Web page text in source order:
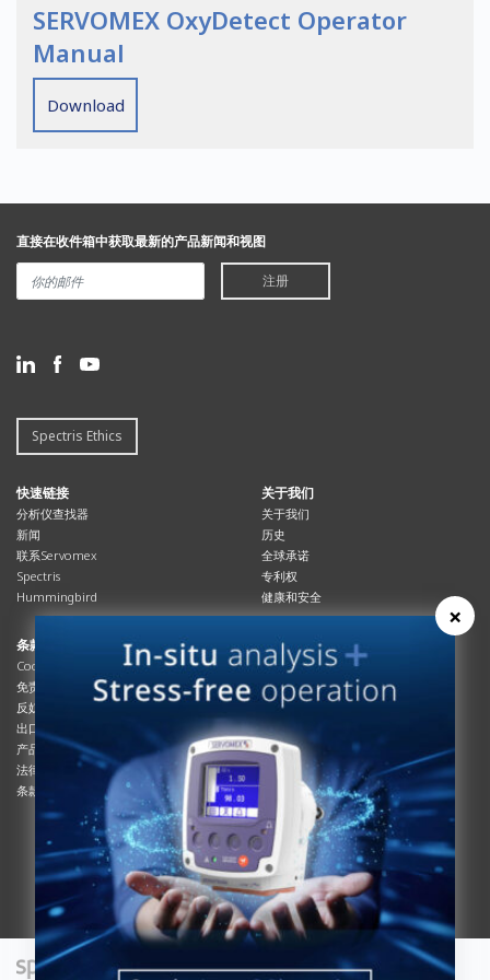
SERVOMEX OxyDetect Operator
Manual
Download
直接在收件箱中获取最新的产品新闻和视图
注册
Spectris Ethics
快速链接
分析仪查找器
新闻
联系Servomex
Spectris
Hummingbird
关于我们
关于我们
历史
全球承诺
专利权
健康和安全
条款与合规
Cookies政策
免责声明
反奴隶制立法
出口管制
产品合规
法律和隐私声明
条款及细则
资源资源
总览
杂志
系统信息
产品手册
说明书
服务信息
白皮书
条款和条件
工艺手册
互动杂志
×